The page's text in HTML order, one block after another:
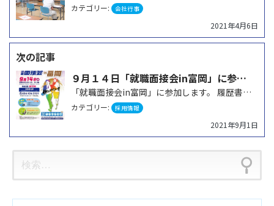
ビ
ゲ
ー
シ
ョ
ン
カテゴリー: 会社行事
2021年4月6日
９月１４日「就職面接会in富岡」に参加します
「就職面接会in富岡」に参加します。 履歴書不要ですので、お気軽にご参加ください。お待ちしております…
カテゴリー: 採用情報
2021年9月1日